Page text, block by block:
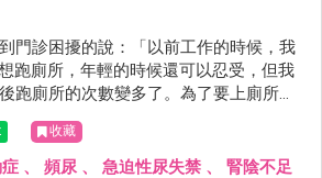
門診困擾的說：「以前工作的時候，我
跑廁所，年輕的時候還可以忍受，但我
跑廁所的次數變多了。為了要上廁所，
，都沒辦法常常跟朋友或小孩出門玩
有沒有辦法？！」經問診，看舌脈，辨
質後，開立中藥和針灸後，李小姐跑廁
收藏
、 頻尿 、 急迫性尿失禁 、 腎陰不足